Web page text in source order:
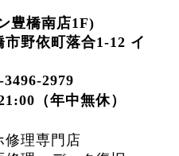
豊橋南店1F)
野依町落合1-12 イ
2979
（年中無休）
修理専門店